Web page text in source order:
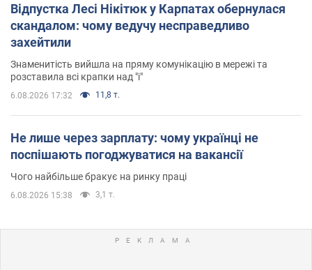
Відпустка Лесі Нікітюк у Карпатах обернулася
скандалом: чому ведучу несправедливо
захейтили
Знаменитість вийшла на пряму комунікацію в мережі та
розставила всі крапки над "і"
6.08.2026 17:32 11,8 т.
Не лише через зарплату: чому українці не
поспішають погоджуватися на вакансії
Чого найбільше бракує на ринку праці
6.08.2026 15:38 3,1 т.